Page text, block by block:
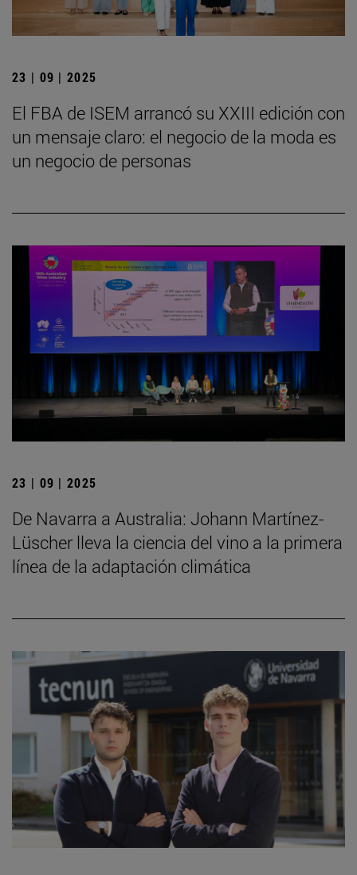
23 | 09 | 2025
El FBA de ISEM arrancó su XXIII edición con
un mensaje claro: el negocio de la moda es
un negocio de personas
23 | 09 | 2025
De Navarra a Australia: Johann Martínez-
Lüscher lleva la ciencia del vino a la primera
línea de la adaptación climática